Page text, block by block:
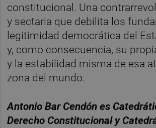
constitucional. Una
y sectaria que debilita los
legitimidad democrática del
y, como consecuencia, su
y la estabilidad misma de esa
zona del mundo.
Antonio Bar Cendón es
Derecho Constitucional y